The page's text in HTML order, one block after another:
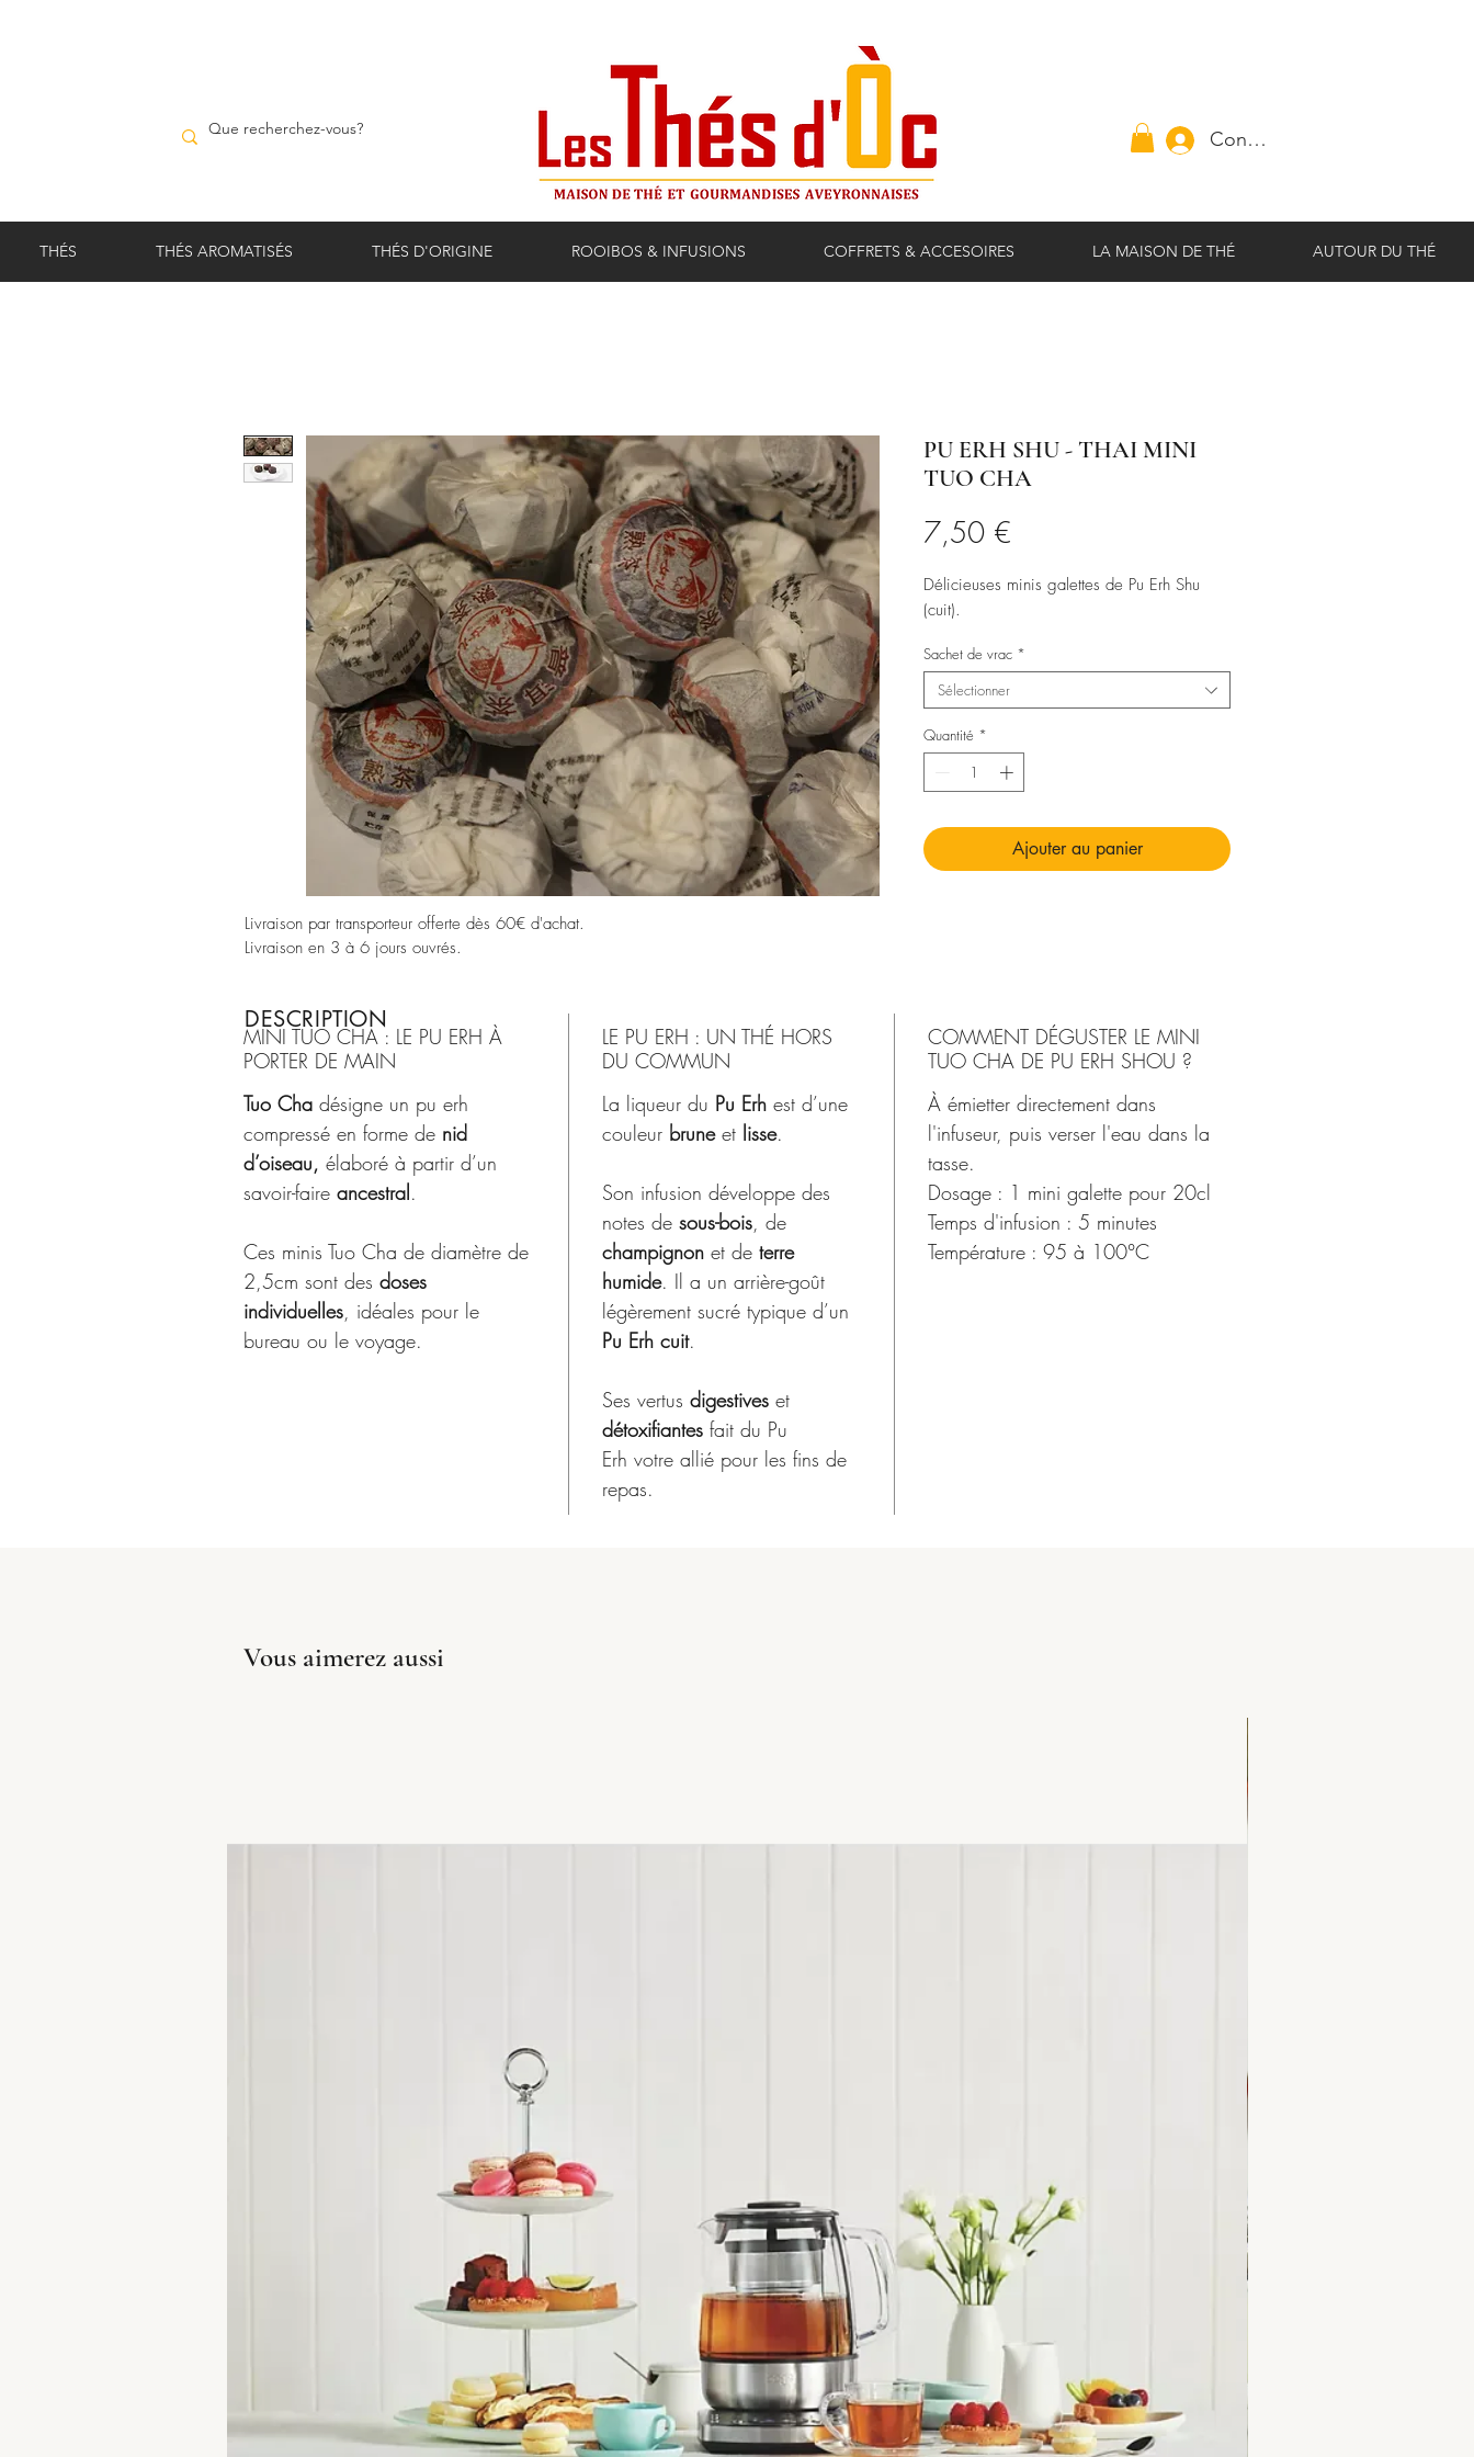
Connexion
THÉS THÉS AROMATISÉS THÉS D'ORIGINE ROOIBOS & INFUSIONS COFFRETS & ACCESOIRES LA MAISON DE THÉ AUTOUR DU THÉ
PU ERH SHU - THAI MINI
TUO CHA
7,50 €
Délicieuses minis galettes de Pu Erh Shu
(cuit).
Sachet de vrac *
Sélectionner
Quantité *
Ajouter au panier
MINI TUO CHA : LE PU ERH À
PORTER DE MAIN
Tuo Cha désigne un pu erh
compressé en forme de nid
d’oiseau, élaboré à partir d’un
savoir-faire ancestral.
Ces minis Tuo Cha de diamètre de
2,5cm sont des doses
individuelles, idéales pour le
bureau ou le voyage.
LE PU ERH : UN THÉ HORS
DU COMMUN
La liqueur du Pu Erh est d’une
couleur bruneet lisse.
Son infusion développe des
notes de sous-bois, de
champignon et de terre
humide. Il a un arrière-goût
légèrement sucré typique d’un
Pu Erh cuit.
Ses vertus digestives et
détoxifiantes fait du Pu
Erh votre allié pour les fins de
repas.
COMMENT DÉGUSTER LE MINI
TUO CHA DE PU ERH SHOU ?
À émietter directement dans
l'infuseur, puis verser l'eau dans la
tasse.
Dosage : 1 mini galette pour 20cl
Temps d'infusion : 5 minutes
Température : 95 à 100°C
DESCRIPTION
Livraison par transporteur offerte dès 60€ d'achat.
Livraison en 3 à 6 jours ouvrés.
Vous aimerez aussi